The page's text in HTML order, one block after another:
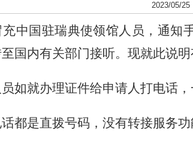
2023/05/25
中国驻瑞典使领馆人员，通知
国内有关部门接听。现就此说明
如就办理证件给申请人打电话，
都是直拨号码，没有转接服务